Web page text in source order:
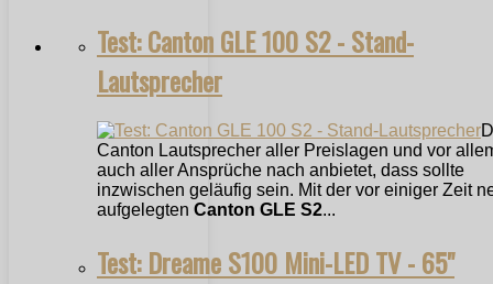
Test: Canton GLE 100 S2 - Stand-
Lautsprecher
Canton Lautsprecher aller Preislagen und vor
auch aller Ansprüche nach anbietet, dass sollte
inzwischen geläufig sein. Mit der vor einiger Zeit
aufgelegten Canton GLE S2...
Test: Dreame S100 Mini-LED TV - 65"